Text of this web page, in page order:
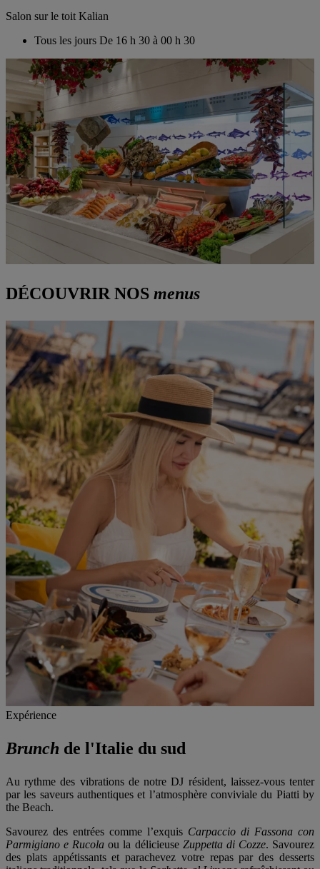
Salon sur le toit Kalian
Tous les jours De 16 h 30 à 00 h 30
DÉCOUVRIR NOS menus
Expérience
Brunch de l'Italie du sud
Au rythme des vibrations de notre DJ résident, laissez-vous tenter
par les saveurs authentiques et l’atmosphère conviviale du Piatti by
the Beach.
Savourez des entrées comme l’exquis Carpaccio di Fassona con
Parmigiano e Rucola ou la délicieuseZuppetta di Cozze. Savourez
des plats appétissants et parachevez votre repas par des desserts